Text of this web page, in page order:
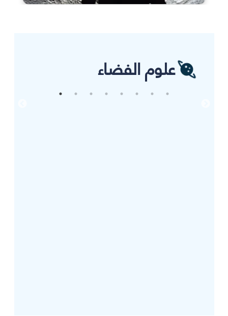
علوم الفضاء